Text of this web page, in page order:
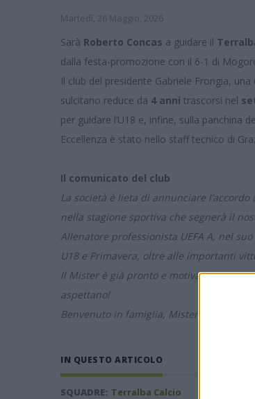
Martedì, 26 Maggio, 2026
Sarà Roberto Concas a guidare il
dalla festa-promozione con il 6-1 di
Il club del presidente Gabriele Frongia,
sulcitano reduce da 4 anni trascorsi nel
per guidare l’U18 e, infine, sulla panchina
Eccellenza è stato nello staff tecnico di
Il comunicato del club
La società è lieta di annunciare
nella stagione sportiva che segnerà il
Allenatore professionista UEFA A, nel
U18 e Primavera, oltre alle importanti
Il Mister è già pronto e motivato per
aspettano!
Benvenuto in famiglia, Mister Concas, e
IN QUESTO ARTICOLO
SQUADRE: Terralba Calcio